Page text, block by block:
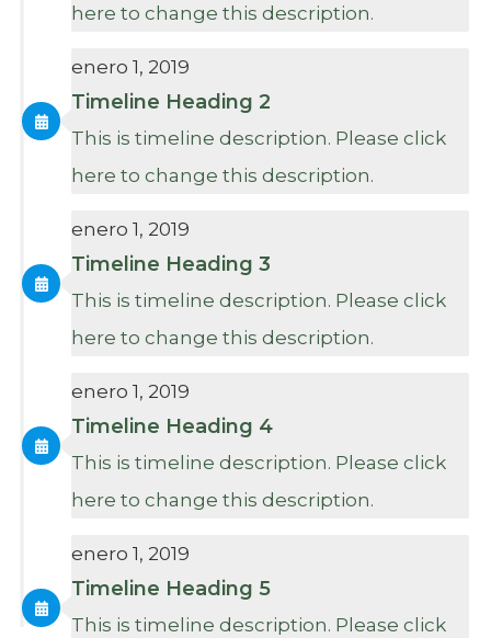
here to change this description.
enero 1, 2019
Timeline Heading 2
This is timeline description. Please click
here to change this description.
enero 1, 2019
Timeline Heading 3
This is timeline description. Please click
here to change this description.
enero 1, 2019
Timeline Heading 4
This is timeline description. Please click
here to change this description.
enero 1, 2019
Timeline Heading 5
This is timeline description. Please click